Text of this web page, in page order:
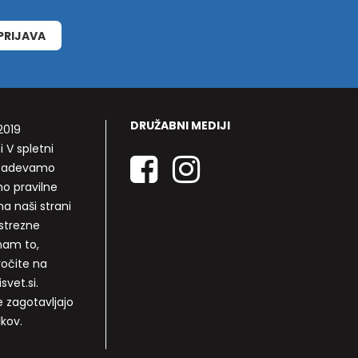
V spletni
pravilne
naši strani
to,
na
zagotavljajo
DRUŽABNI MEDIJI